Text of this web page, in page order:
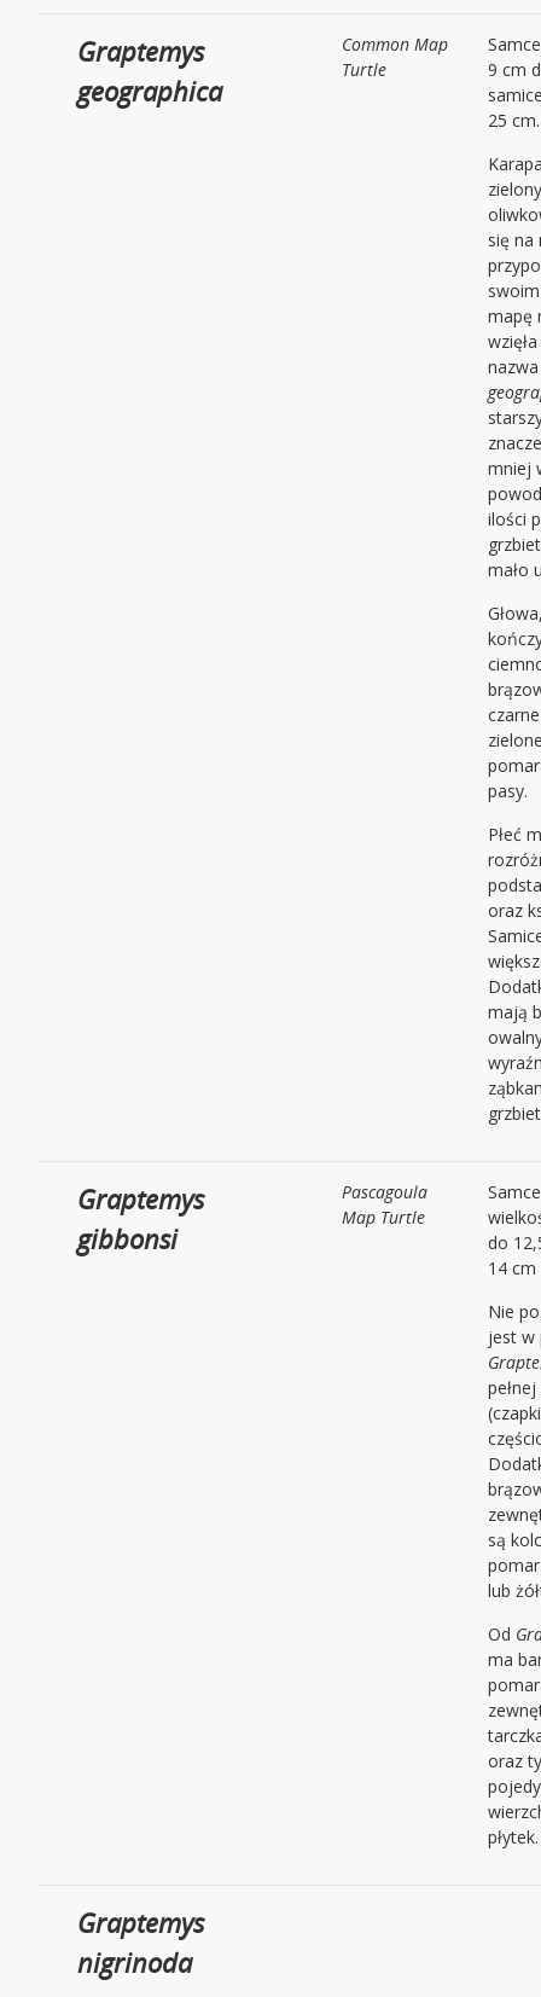
Graptemys
geographica
Common Map
Turtle
9 cm
25 cm.
się na
mapę
mniej
ilości
mało
pasy.
Płeć
oraz
mają
Graptemys
gibbonsi
Pascagoula
Map Turtle
do
14
Nie
jest w
są
lub
Od
ma
oraz
płytek.
Graptemys
nigrinoda